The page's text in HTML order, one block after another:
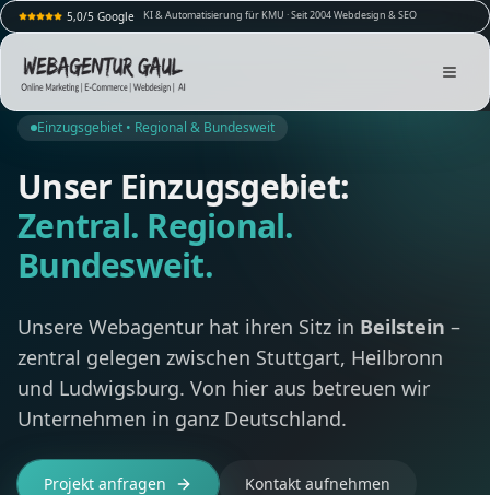
5,0/5 Google KI & Automatisierung für KMU · Seit 2004 Webdesign & SEO
Einzugsgebiet • Regional & Bundesweit
Unser Einzugsgebiet:
Zentral. Regional.
Bundesweit.
Unsere Webagentur hat ihren Sitz in Beilstein –
zentral gelegen zwischen Stuttgart, Heilbronn
und Ludwigsburg. Von hier aus betreuen wir
Unternehmen in ganz Deutschland.
Projekt anfragen Kontakt aufnehmen